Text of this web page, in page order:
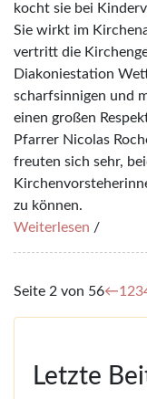
kocht sie bei
Sie wirkt im
vertritt die
Diakoniestation
scharfsinnigen und
einen großen
Pfarrer Nicolas
freuten sich sehr,
zu können.
Weiterlesen /
Seite 2 von 56←1 23
Letzte